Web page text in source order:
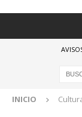
INICIO